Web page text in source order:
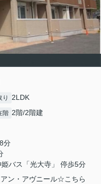
り 2LDK
階 2階/2階建
分
姫バス「光大寺」 停歩5分
ン・アヴニール☆こちら